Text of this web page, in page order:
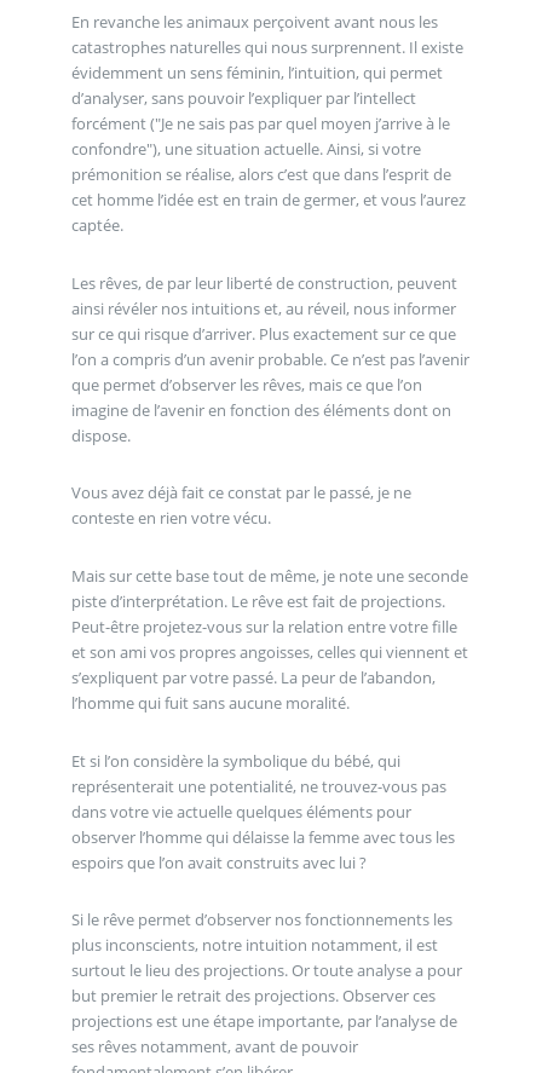
En revanche les animaux perçoivent avant nous les
catastrophes naturelles qui nous surprennent. Il existe
évidemment un sens féminin, l’intuition, qui permet
d’analyser, sans pouvoir l’expliquer par l’intellect
forcément ("Je ne sais pas par quel moyen j’arrive à le
confondre"), une situation actuelle. Ainsi, si votre
prémonition se réalise, alors c’est que dans l’esprit de
cet homme l’idée est en train de germer, et vous l’aurez
captée.
Les rêves, de par leur liberté de construction, peuvent
ainsi révéler nos intuitions et, au réveil, nous informer
sur ce qui risque d’arriver. Plus exactement sur ce que
l’on a compris d’un avenir probable. Ce n’est pas l’avenir
que permet d’observer les rêves, mais ce que l’on
imagine de l’avenir en fonction des éléments dont on
dispose.
Vous avez déjà fait ce constat par le passé, je ne
conteste en rien votre vécu.
Mais sur cette base tout de même, je note une seconde
piste d’interprétation. Le rêve est fait de projections.
Peut-être projetez-vous sur la relation entre votre fille
et son ami vos propres angoisses, celles qui viennent et
s’expliquent par votre passé. La peur de l’abandon,
l’homme qui fuit sans aucune moralité.
Et si l’on considère la symbolique du bébé, qui
représenterait une potentialité, ne trouvez-vous pas
dans votre vie actuelle quelques éléments pour
observer l’homme qui délaisse la femme avec tous les
espoirs que l’on avait construits avec lui ?
Si le rêve permet d’observer nos fonctionnements les
plus inconscients, notre intuition notamment, il est
surtout le lieu des projections. Or toute analyse a pour
but premier le retrait des projections. Observer ces
projections est une étape importante, par l’analyse de
ses rêves notamment, avant de pouvoir